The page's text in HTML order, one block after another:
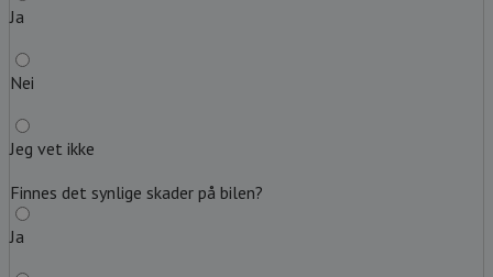
Ja
Nei
Jeg vet ikke
Finnes det synlige skader på bilen?
Ja